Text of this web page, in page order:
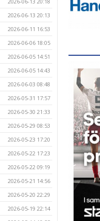
2026-06-13 20:13
2026-06-11 16:53
2026-06-06 18:05
2026-06-05 14:51
2026-06-05 14:43
2026-06-03 08:48
2026-05-31 17:57
2026-05-30 21:33
2026-05-29 08:53
2026-05-23 17:20
2026-05-22 17:23
2026-05-22 09:19
2026-05-21 14:56
2026-05-20 22:29
2026-05-19 22:14